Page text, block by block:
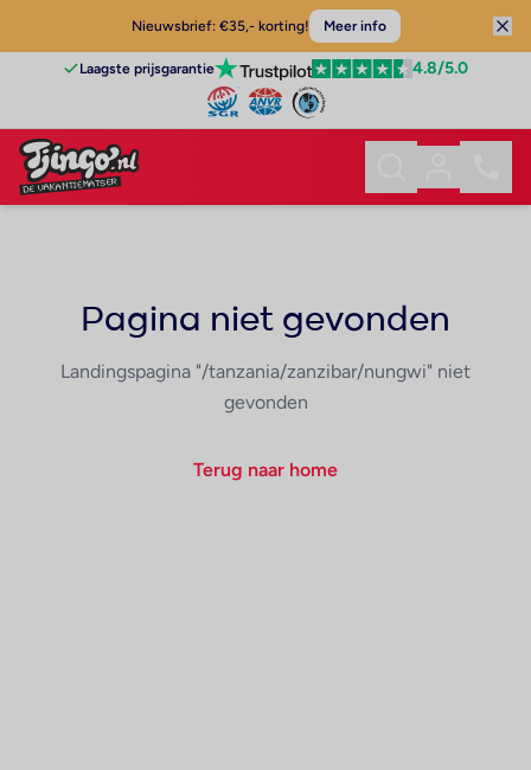
Nieuwsbrief: €35,- korting! Meer info
Laagste prijsgarantie 4.8/5.0
Pagina niet gevonden
Landingspagina "/tanzania/zanzibar/nungwi" niet
gevonden
Terug naar home